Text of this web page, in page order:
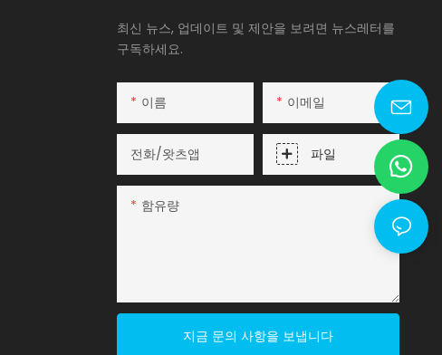
최신 뉴스, 업데이트 및 제안을 보려면 뉴스레터를
구독하세요.
이름 이메일
전화/왓츠앱 파일
함유량
지금 문의 사항을 보냅니다